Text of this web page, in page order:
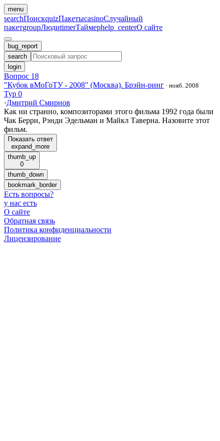
menu
searchПоискquizПакетыcasinoСлучайный
пакетgroupЛюдиtimerТаймерhelp_centerО сайте
bug_report
search
login
Вопрос 18
"Кубок вМоГоТУ - 2008" (Москва). Брэйн-ринг · нояб. 2008
Тур 0
·Дмитрий Смирнов
Как ни странно, композиторами этого фильма 1992 года были
Чак Берри, Рэнди Эдельман и Майкл Таверна. Назовите этот
фильм.
Показать ответ
expand_more
thumb_up
0
thumb_down
bookmark_border
Есть вопросы?
у нас есть
О сайте
Обратная связь
Политика конфиденциальности
Лицензирование